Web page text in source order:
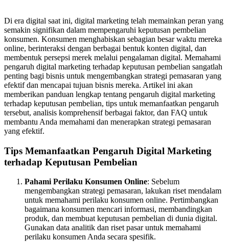
Di era digital saat ini, digital marketing telah memainkan peran yang
semakin signifikan dalam mempengaruhi keputusan pembelian
konsumen. Konsumen menghabiskan sebagian besar waktu mereka
online, berinteraksi dengan berbagai bentuk konten digital, dan
membentuk persepsi merek melalui pengalaman digital. Memahami
pengaruh digital marketing terhadap keputusan pembelian sangatlah
penting bagi bisnis untuk mengembangkan strategi pemasaran yang
efektif dan mencapai tujuan bisnis mereka. Artikel ini akan
memberikan panduan lengkap tentang pengaruh digital marketing
terhadap keputusan pembelian, tips untuk memanfaatkan pengaruh
tersebut, analisis komprehensif berbagai faktor, dan FAQ untuk
membantu Anda memahami dan menerapkan strategi pemasaran
yang efektif.
Tips Memanfaatkan Pengaruh Digital Marketing
terhadap Keputusan Pembelian
Pahami Perilaku Konsumen Online: Sebelum
mengembangkan strategi pemasaran, lakukan riset mendalam
untuk memahami perilaku konsumen online. Pertimbangkan
bagaimana konsumen mencari informasi, membandingkan
produk, dan membuat keputusan pembelian di dunia digital.
Gunakan data analitik dan riset pasar untuk memahami
perilaku konsumen Anda secara spesifik.